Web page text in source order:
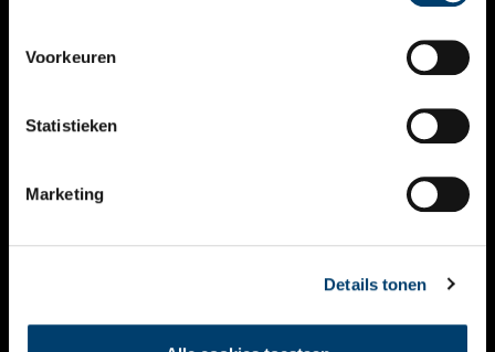
Voorkeuren
Statistieken
Marketing
Details tonen
KALENDER
THEMA’S
VIDEO’S
CONTACT